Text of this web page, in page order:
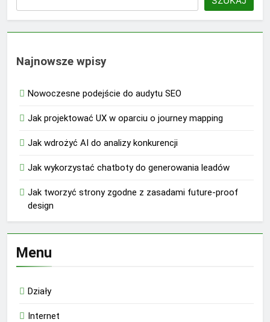
Najnowsze wpisy
Nowoczesne podejście do audytu SEO
Jak projektować UX w oparciu o journey mapping
Jak wdrożyć AI do analizy konkurencji
Jak wykorzystać chatboty do generowania leadów
Jak tworzyć strony zgodne z zasadami future-proof
design
Menu
Działy
Internet